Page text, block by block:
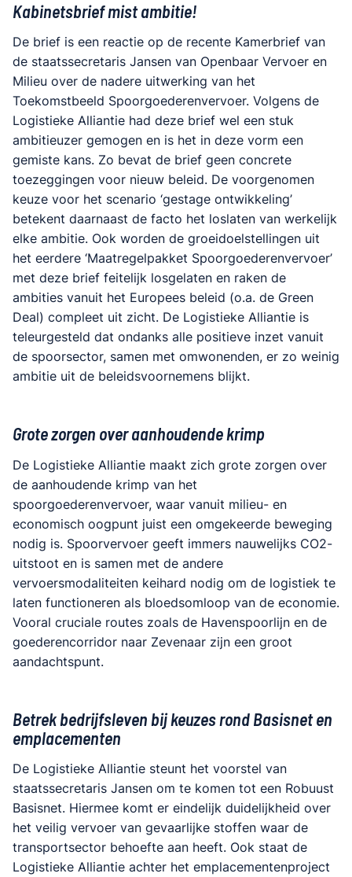
Kabinetsbrief mist ambitie!
De brief is een reactie op de recente Kamerbrief van
de staatssecretaris Jansen van Openbaar Vervoer en
Milieu over de nadere uitwerking van het
Toekomstbeeld Spoorgoederenvervoer. Volgens de
Logistieke Alliantie had deze brief wel een stuk
ambitieuzer gemogen en is het in deze vorm een
gemiste kans. Zo bevat de brief geen concrete
toezeggingen voor nieuw beleid. De voorgenomen
keuze voor het scenario ‘gestage ontwikkeling’
betekent daarnaast de facto het loslaten van werkelijk
elke ambitie. Ook worden de groeidoelstellingen uit
het eerdere ‘Maatregelpakket Spoorgoederenvervoer’
met deze brief feitelijk losgelaten en raken de
ambities vanuit het Europees beleid (o.a. de Green
Deal) compleet uit zicht. De Logistieke Alliantie is
teleurgesteld dat ondanks alle positieve inzet vanuit
de spoorsector, samen met omwonenden, er zo weinig
ambitie uit de beleidsvoornemens blijkt.
Grote zorgen over aanhoudende krimp
De Logistieke Alliantie maakt zich grote zorgen over
de aanhoudende krimp van het
spoorgoederenvervoer, waar vanuit milieu- en
economisch oogpunt juist een omgekeerde beweging
nodig is. Spoorvervoer geeft immers nauwelijks CO2-
uitstoot en is samen met de andere
vervoersmodaliteiten keihard nodig om de logistiek te
laten functioneren als bloedsomloop van de economie.
Vooral cruciale routes zoals de Havenspoorlijn en de
goederencorridor naar Zevenaar zijn een groot
aandachtspunt.
Betrek bedrijfsleven bij keuzes rond Basisnet en
emplacementen
De Logistieke Alliantie steunt het voorstel van
staatssecretaris Jansen om te komen tot een Robuust
Basisnet. Hiermee komt er eindelijk duidelijkheid over
het veilig vervoer van gevaarlijke stoffen waar de
transportsector behoefte aan heeft. Ook staat de
Logistieke Alliantie achter het emplacementenproject